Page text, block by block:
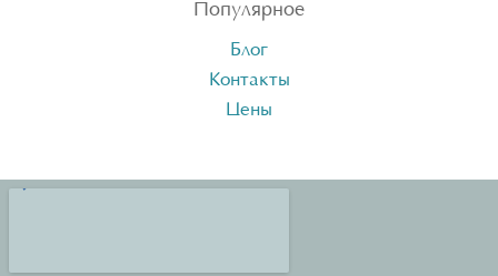
Популярное
Блог
Контакты
Цены